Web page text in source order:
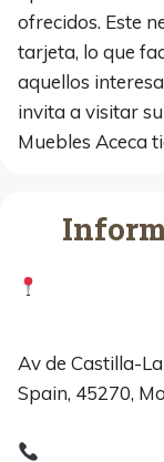
ofrecidos. Este
tarjeta, lo que
aquellos
invita a visitar
Muebles Aceca
Av de Castilla-
Spain, 45270,